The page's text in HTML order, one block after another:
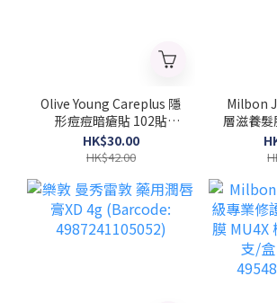
Olive Young Careplus 隱
形痘痘暗瘡貼 102貼
(Barcode:
8809324923093)
HK$30.00
HK$42.00
Milbon
層滋養
形 9gx4